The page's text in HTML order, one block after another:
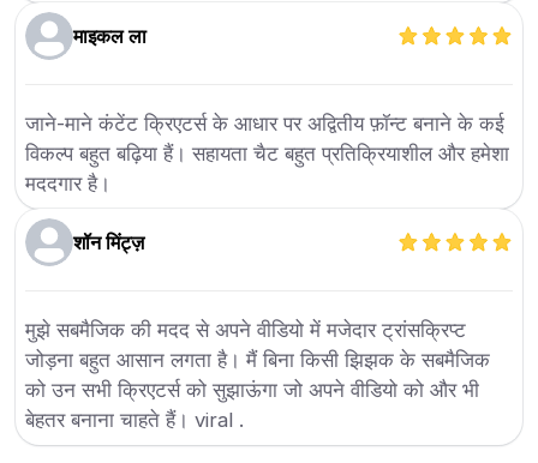
माइकल ला
जाने-माने कंटेंट क्रिएटर्स के आधार पर अद्वितीय फ़ॉन्ट बनाने के कई
विकल्प बहुत बढ़िया हैं। सहायता चैट बहुत प्रतिक्रियाशील और हमेशा
मददगार है।
शॉन मिंट्ज़
मुझे सबमैजिक की मदद से अपने वीडियो में मजेदार ट्रांसक्रिप्ट
जोड़ना बहुत आसान लगता है। मैं बिना किसी झिझक के सबमैजिक
को उन सभी क्रिएटर्स को सुझाऊंगा जो अपने वीडियो को और भी
बेहतर बनाना चाहते हैं। viral .